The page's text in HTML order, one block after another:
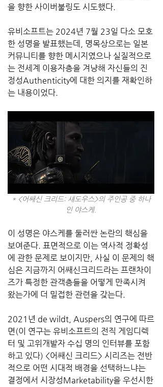
을 향한 사이버불링도 시도했다.
유비소프트는 2024년 7월 23일 다소 모호
한 성명을 발표했는데, 명목상으로는 일본
커뮤니티를 향한 메시지였으나 실질적으로
는 전세계 이용자층을 겨냥해 자신들의 진
정성Authenticity에 대한 의지를 재확인하
는 내용이었다.
* <어쌔신 크리드: 섀도우스>의 주인공 중 하나
인 야스케.
이 성명은 야스케를 둘러싼 논란의 핵심을
보여준다. 표면적으로 이는 역사적 정확성
에 관한 문제로 보이지만, 사실 이 문제의 핵
심은 지금까지 어쌔신크리드라는 프랜차이
즈가 특정한 관객층들을 어떻게 만족시켜
왔는가에 더 밀접한 관련을 갖는다.
2021년 de wildt, Auspers의 연구에 따르
면(이 연구는 유비소프트의 전직 게임디렉
터 및 고위개발자 수십 명의 인터뷰를 포함
하고 있다) <어쌔신 크리드> 시리즈는 전반
적으로 어떤 시대적 배경을 선택하느냐는
결정에서 시장성Marketability을 우선시한